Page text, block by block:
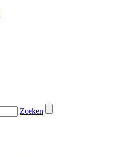
Zoeken